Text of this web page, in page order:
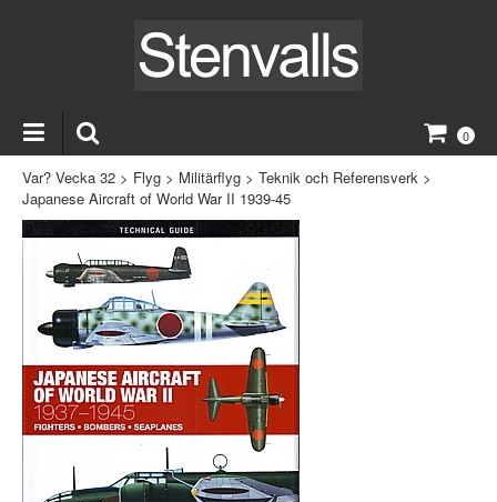
0
Var? Vecka 32 > Flyg > Militärflyg > Teknik och Referensverk >
Japanese Aircraft of World War II 1939-45